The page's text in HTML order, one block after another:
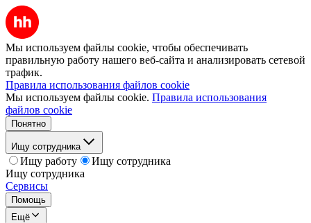
Мы используем файлы cookie, чтобы обеспечивать
правильную работу нашего веб-сайта и анализировать сетевой
трафик.
Правила использования файлов cookie
Мы используем файлы cookie. Правила использования
файлов cookie
Понятно
Ищу сотрудника
Ищу работу
Ищу сотрудника
Ищу сотрудника
Сервисы
Помощь
Ещё